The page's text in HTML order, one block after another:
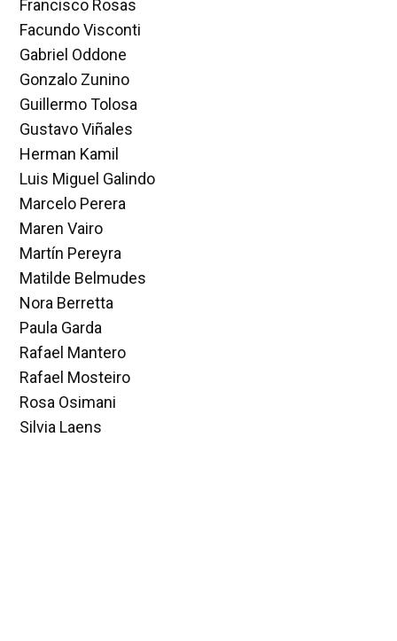
Francisco Rosas
Facundo Visconti
Gabriel Oddone
Gonzalo Zunino
Guillermo Tolosa
Gustavo Viñales
Herman Kamil
Luis Miguel Galindo
Marcelo Perera
Maren Vairo
Martín Pereyra
Matilde Belmudes
Nora Berretta
Paula Garda
Rafael Mantero
Rafael Mosteiro
Rosa Osimani
Silvia Laens